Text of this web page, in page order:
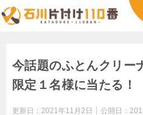
今話題のふとんクリー
限定１名様に当たる！
更新日： 2021年11月2日 公開日：